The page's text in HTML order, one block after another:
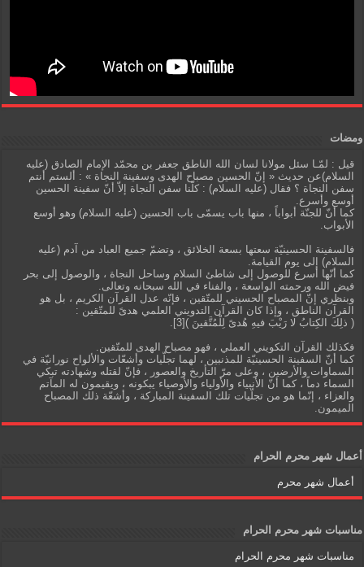
ومضات
قيل : لمّـا سئل مولانا لسان الله الناطق جعفر بن محمّد الإمام الصادق (عليه
السلام)عن حديث « إنّ الحسين مصباح الهدى وسفينة النجاة » : ألستم أنتم
سفن النجاة ؟ فقال (عليه السلام) : كلّنا سفن النجاة إلاّ أنّ سفينة الحسين
أوسع وأسرع.
كما أنّ للجنّة أبواباً ، منها باب يسمّى باب الحسين (عليه السلام) وهو أوسع
الأبواب.
فالسفينة الحسينيّة سعتها بسعة الخلائق ، وتضمّ جميع العباد من آدم (عليه
السلام) إلى يوم القيامة.
كما أنّها أسرع للوصول إلى شاطئ السلام وساحل النجاة ، والوصول إلى بحر
فيض الله ورحمته الواسعة ، والفناء في الله سبحانه وتعالى.
وبنظري إنّ المصباح الحسيني للمتّقين ، فإنّه عدل القرآن الكريم ، بل هو
القرآن الناطق ، وإذا كان القرآن التدويني العلمي هدىً للمتّقين :
( ذلِكَ الكِتابُ لا رَيْبَ فيهِ هُدىً لِلْمُتَّقينَ )[3].
فكذلك القرآن التكويني العملي ، فهو مصباح الهدى للمتّقين.
كما أنّ السفينة الحسينيّة للمذنبين ، لهما تجلّيات وأشعّات والألواح نورانيّة في
السماوات والأرضين ، وعلى مرّ التأريخ والعصور ، فإنّ لقتله وشهادته تبكي
السماء دماً ، كما أنّ الأنبياء والأولياء والأوصياء يبكونه ، ويقيمون له المآتم
والعزاء ، إنّما هو من تجلّيات تلك السفينة المباركة ، وأشعّة ذلك المصباح
الميمون.
أعمال شهر محرم الحرام
أعمال شهر محرم
مناسبات شهر محرم الحرام
مناسبات شهر محرم الحرام